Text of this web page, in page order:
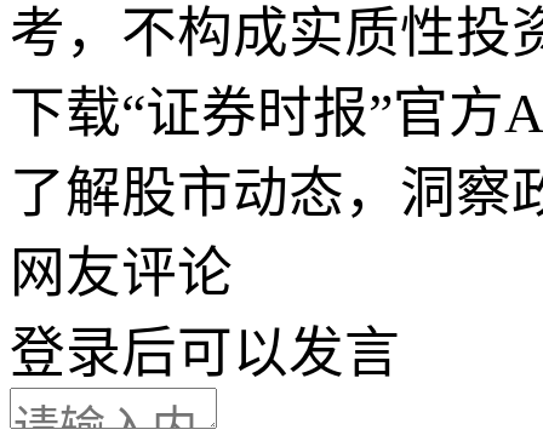
考，不构成实质性投
下载“证券时报”官方
了解股市动态，洞察
网友评论
登录后可以发言